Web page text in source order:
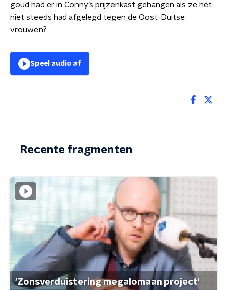
goud had er in Conny’s prijzenkast gehangen als ze het
niet steeds had afgelegd tegen de Oost-Duitse
vrouwen?
Speel audio af
Recente fragmenten
'Zonsverduistering megalomaan project'